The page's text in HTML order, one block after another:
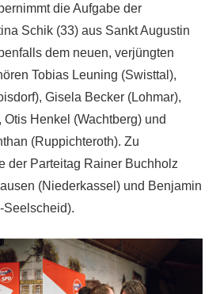
die Aufgabe der
Schik (33) aus Sankt Augustin
dem neuen, verjüngten
Tobias Leuning (Swisttal),
Gisela Becker (Lohmar),
Otis Henkel (Wachtberg) und
(Ruppichteroth). Zu
der Parteitag Rainer Buchholz
(Niederkassel) und Benjamin
Seelscheid).